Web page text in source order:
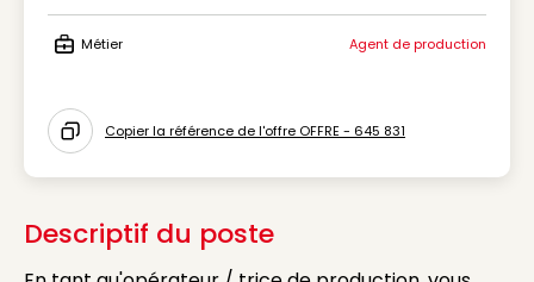
Icon Période de disponibilité
Métier Agent de production
Icon copy to clipboard
Copier la référence de l'offre OFFRE - 645 831
Descriptif du poste